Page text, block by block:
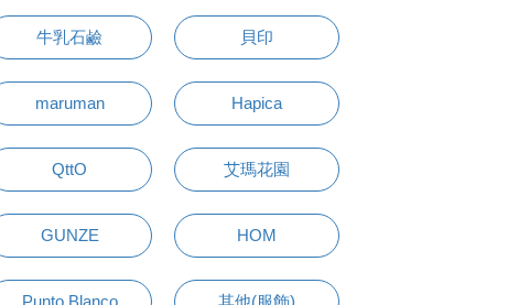
牛乳石鹼 貝印
maruman Hapica
QttO 艾瑪花園
GUNZE HOM
Punto Blanco 其他(服飾)